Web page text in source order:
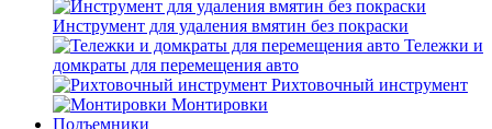
Инструмент для удаления вмятин без покраски
Тележки и
домкраты для перемещения авто
Рихтовочный инструмент
Монтировки
Подъемники